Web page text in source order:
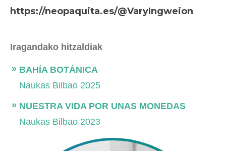
https://neopaquita.es/@VaryIngweion
Iragandako hitzaldiak
BAHÍA BOTÁNICA
Naukas Bilbao 2025
NUESTRA VIDA POR UNAS MONEDAS
Naukas Bilbao 2023